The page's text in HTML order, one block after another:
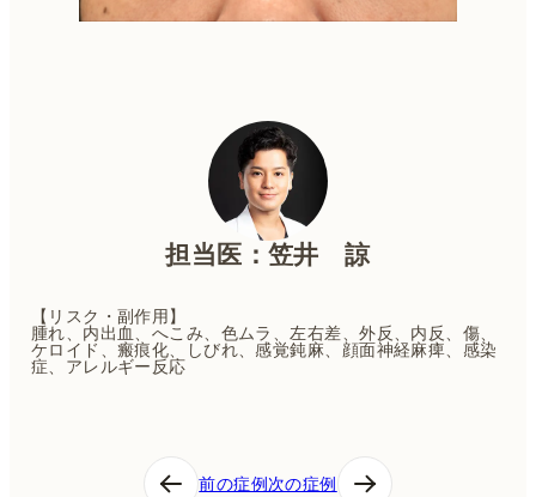
担当医：笠井 諒
【リスク・副作用】
腫れ、内出血、へこみ、色ムラ、左右差、外反、内反、傷、
ケロイド、瘢痕化、しびれ、感覚鈍麻、顔面神経麻痺、感染
症、アレルギー反応
前の症例次の症例